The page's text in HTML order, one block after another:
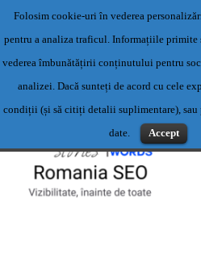
Servicii profesionale de content
Scriere
Contact: 0769500983 sau
Folosim cookie-uri în vederea
pentru a analiza traficul. Informațiile primite
vederea îmbunătățirii conținutului pentru
analizei. Dacă sunteți de acord cu cele
condiții (și să citiți detalii suplimentare), sau
date.
Accept